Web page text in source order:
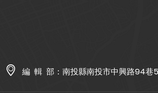
編 輯 部： 南投縣南投市中興路94巷